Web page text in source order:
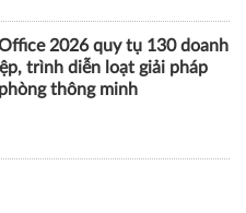
2026 quy tụ 130 doanh
trình diễn loạt giải pháp
thông minh